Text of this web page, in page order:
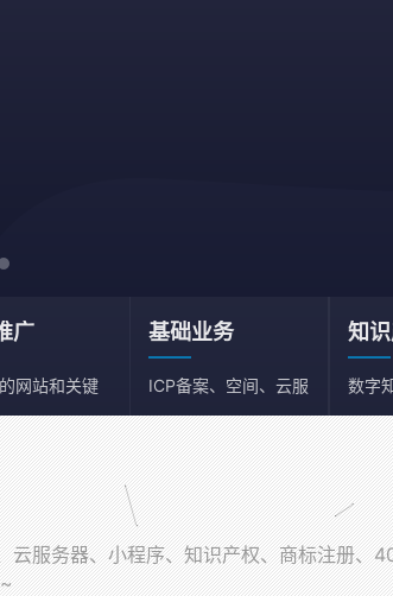
广
网站和关键
量
基础业务
ICP备案、空间、云服
务器、邮箱
知
数字
果依
服务器、小程序、知识产权、商标注册、